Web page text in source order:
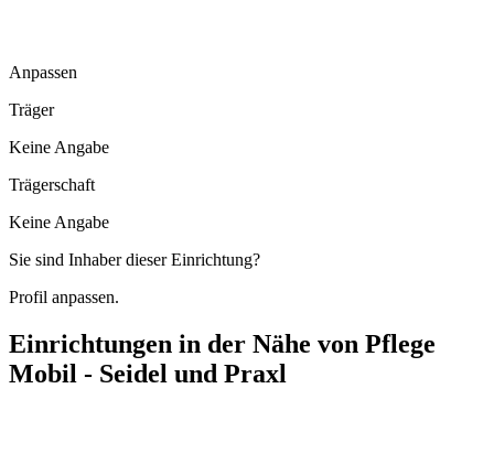
Anpassen
Träger
Keine Angabe
Trägerschaft
Keine Angabe
Sie sind Inhaber dieser Einrichtung?
Profil anpassen.
Einrichtungen in der Nähe von Pflege
Mobil - Seidel und Praxl